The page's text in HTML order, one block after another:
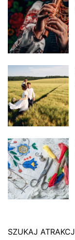
SZUKAJ